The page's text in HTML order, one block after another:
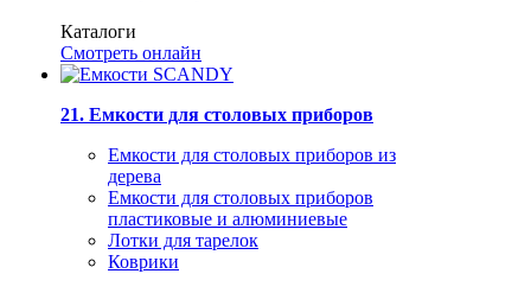
Каталоги
Смотреть онлайн
21. Емкости для столовых приборов
Емкости для столовых приборов из
дерева
Емкости для столовых приборов
пластиковые и алюминиевые
Лотки для тарелок
Коврики